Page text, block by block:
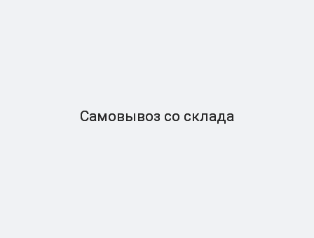
Самовывоз со склада